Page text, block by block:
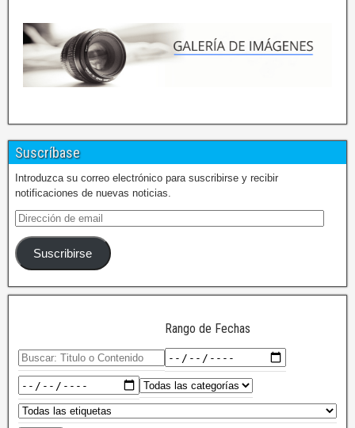
Suscríbase
Introduzca su correo electrónico para suscribirse y recibir
notificaciones de nuevas noticias.
Suscribirse
Rango de Fechas